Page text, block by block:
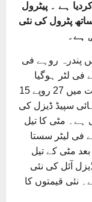
ہے ۔ پیٹرول
کے ساتھ پٹرول کی نئی
پندرہ روہے فی
ساتھ پٹرول 81 روپے 58 پیسے فی لٹر ہوگیا
ہے۔ اسی طرح ہائی اسپیڈ ڈیزل کی قیمت میں 27 روپے 15
سپیڈ ڈیزل کی
لٹرہوگئی ہے۔ مٹی کا تیل
لیٹر اورلائٹ ڈیزل آئل 15 روپے فی لیٹر سستا
مٹی کے تیل
اورلائٹ ڈیزل آئل کی نئی
ہے۔ نئی قیمتوں کا